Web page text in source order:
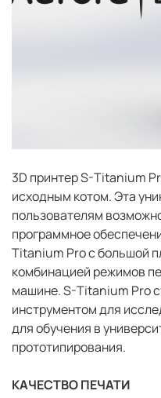
3D принтер S-Titanium
исходным котом. Эта
пользователям
программное
Titanium Pro с большой
комбинацией режимов
машине. S-Titanium Pro
инструментом для
для обучения в
прототипирования.
КАЧЕСТВО ПЕЧАТИ